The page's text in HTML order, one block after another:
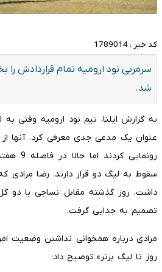
کد خبر : 1789014
سرمربی نود ارومیه تمام قراردادش را
شد.
به گزارش ایلنا، تیم نود ارومیه وقتی
سقوط به لیگ دو قرار دارند. رضا مرادی
داشت، روز گذشته مقابل نساجی با
تصمیم به جدایی گرفت.
روز تا لیگ برتر» توضیح داد: